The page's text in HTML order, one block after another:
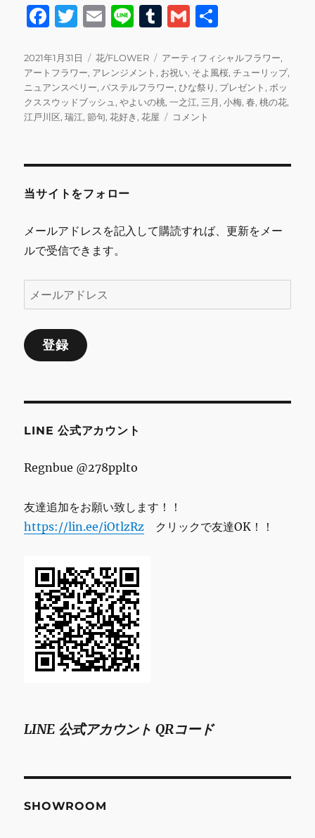
F
c
e
b
o
k
T
it
te
r
E
ai
l
Li
e
T
m
bl
r
G
ai
l
投
稿
日:
2021年1月31日
カ
テ
ゴ
リ
ー
花/FLOWER
タ
グ
アーティフィシャルフラワー,
アートフラワー, アレンジメント, お祝い, そよ風桜,チューリップ,
ニュアンスベリー,パステルフラワー,ひな祭り, プレゼント,ボッ
クススウッドブッシュ,やよいの桃,一之江,三月,小梅,春,桃の花,
江戸川区,瑞江,節句,花好き,花屋
ア
ル
ワ
ア
ア
ー
コメント
当サイトをフォロー
メールアドレスを記入して購読すれば、更新をメー
ルで受信できます。
ー
ル
ア
ス
登録
LINE 公式アカウント
Regnbue @278pplto
友達追加をお願い致します！！
https://lin.ee/iOtlzRz クリックで友達OK！！
LINE 公式アカウント QRコード
SHOWROOM